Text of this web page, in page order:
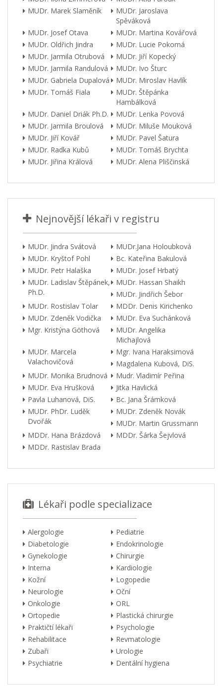
MUDr. Marek Slaměník
MUDr. Jaroslava
Spěváková
MUDr. Josef Otava
MUDr. Martina Kovářová
MUDr. Oldřich Jindra
MUDr. Lucie Pokorná
MUDr. Jarmila Otrubová
MUDr. Jiří Kopecký
MUDr. Jarmila Randulová
MUDr. Ivo Šturc
MUDr. Gabriela Dupalová
MUDr. Miroslav Havlík
MUDr. Tomáš Fiala
MUDr. Štěpánka
Hambálková
MUDr. Daniel Driák Ph.D.
MUDr. Lenka Povová
MUDr. Jarmila Broulová
MUDr. Miluše Mouková
MUDr. Jiří Kovář
MUDr. Pavel Šatura
MUDr. Radka Kubů
MUDr. Tomáš Brychta
MUDr. Jiřina Králová
MUDr. Alena Pliščinská
Nejnovější lékaři v registru
MUDr. Jindra Svátová
MUDr.Jana Holoubková
MUDr. Kryštof Pohl
Bc. Kateřina Bakulová
MUDr. Petr Halaška
MUDr. Josef Hrbatý
MUDr. Ladislav Štěpánek,
Ph.D.
MUDr. Hassan Shaikh
MUDr. Jindřich Šebor
MUDr. Rostislav Tolar
MDDr. Denis Kirichenko
MUDr. Zdeněk Vodička
MUDr. Eva Suchánková
Mgr. Kristýna Göthová
MUDr. Angelika
Michajlová
MUDr. Marcela
Valachovičová
Mgr. Ivana Haraksimová
Magdalena Kubová, DiS.
MUDr. Monika Brudnová
Mudr. Vladimír Peřina
MUDr. Eva Hrušková
Jitka Havlická
Pavla Luhanová, DiS.
Bc. Jana Šrámková
MUDr. PhDr. Luděk
Dvořák
MUDr. Zdeněk Novák
MUDr. Martin Grussmann
MDDr. Hana Brázdová
MDDr. Šárka Šejvlová
MDDr. Rastislav Brada
Lékaři podle specializace
Alergologie
Pediatrie
Diabetologie
Endokrinologie
Gynekologie
Chirurgie
Interna
Kardiologie
Kožní
Logopedie
Neurologie
Oční
Onkologie
ORL
Ortopedie
Plastická chirurgie
Praktičtí lékaři
Psychologie
Rehabilitace
Revmatologie
Zubaři
Urologie
Psychiatrie
Dentální hygiena